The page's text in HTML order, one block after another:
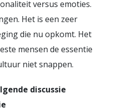
versus emoties.
Het is een zeer
die nu opkomt. Het
mensen de essentie
niet snappen.
discussie